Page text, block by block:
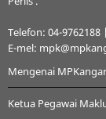
Telefon: 04-9762188
E-mel:
Mengenai MPKangar
Ketua Pegawai